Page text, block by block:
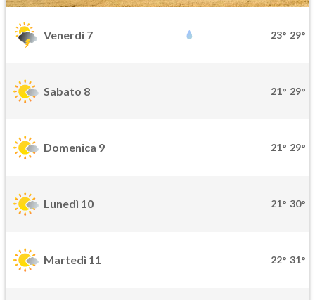
Venerdì 7 23° 29°
Sabato 8 21° 29°
Domenica 9 21° 29°
Lunedì 10 21° 30°
Martedì 11 22° 31°